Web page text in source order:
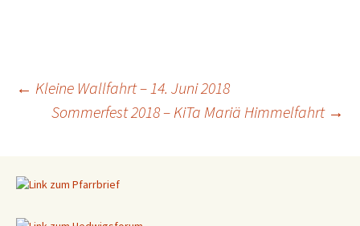
Beitragsnavigation
← Kleine Wallfahrt – 14. Juni 2018
Sommerfest 2018 – KiTa Mariä Himmelfahrt →